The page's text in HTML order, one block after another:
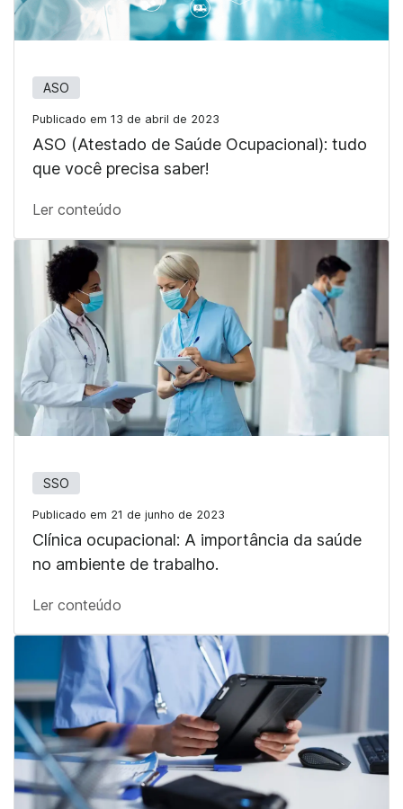
ASO
Publicado em 13 de abril de 2023
ASO (Atestado de Saúde Ocupacional): tudo
que você precisa saber!
Ler conteúdo
SSO
Publicado em 21 de junho de 2023
Clínica ocupacional: A importância da saúde
no ambiente de trabalho.
Ler conteúdo